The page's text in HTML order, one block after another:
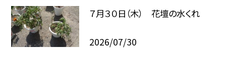
７月３０日（木） 花壇の水くれ
2026/07/30